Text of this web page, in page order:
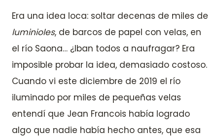
Era una idea loca: soltar decenas de miles de
luminioles, de barcos de papel con velas, en
el río Saona… ¿Iban todos a naufragar? Era
imposible probar la idea, demasiado costoso.
Cuando vi este diciembre de 2019 el río
iluminado por miles de pequeñas velas
entendí que Jean Francois había logrado
algo que nadie había hecho antes, que esa